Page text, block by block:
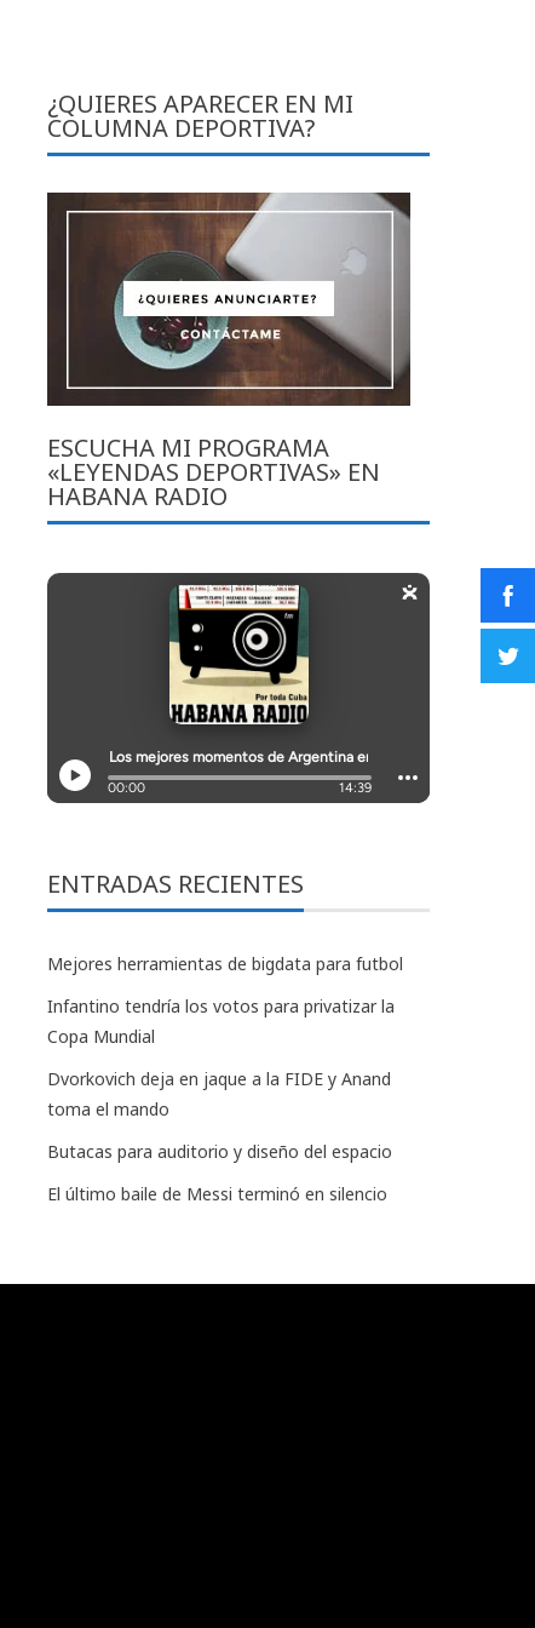
¿QUIERES APARECER EN MI
COLUMNA DEPORTIVA?
ESCUCHA MI PROGRAMA
«LEYENDAS DEPORTIVAS» EN
HABANA RADIO
ENTRADAS RECIENTES
Mejores herramientas de bigdata para futbol
Infantino tendría los votos para privatizar la
Copa Mundial
Dvorkovich deja en jaque a la FIDE y Anand
toma el mando
Butacas para auditorio y diseño del espacio
El último baile de Messi terminó en silencio